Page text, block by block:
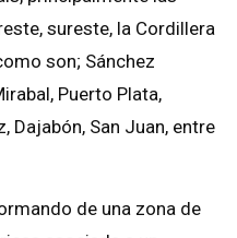
sureste, la Cordillera
son; Sánchez
Puerto Plata,
Dajabón, San Juan, entre
de una zona de